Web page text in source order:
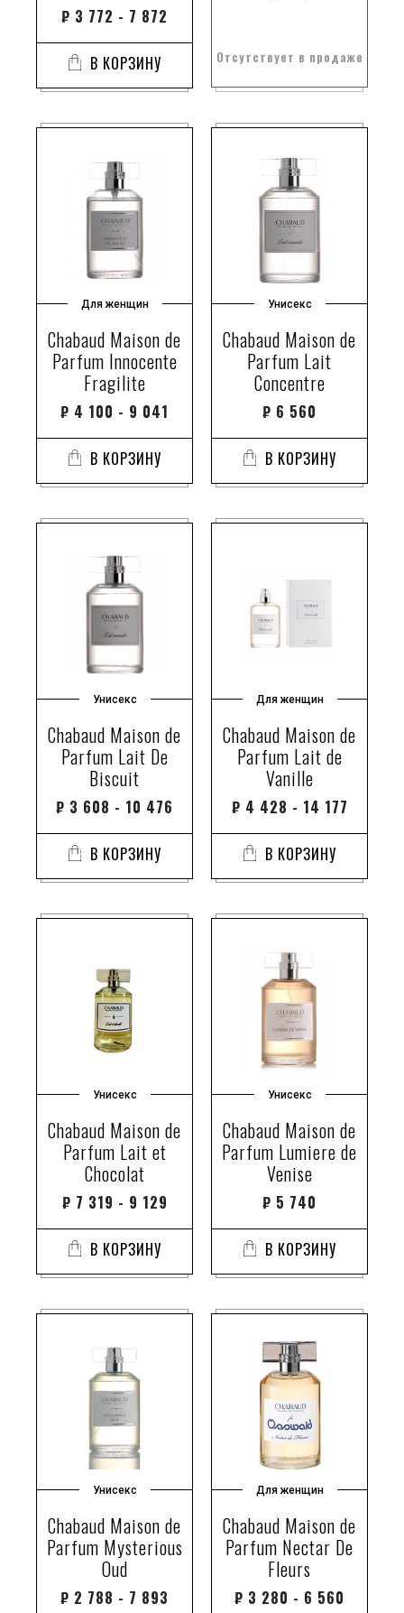
₽ 3 772 - 7 872
В КОРЗИНУ Отсутствует в продаже
Для женщин
Chabaud Maison de
Parfum Innocente
Fragilite
₽ 4 100 - 9 041
В КОРЗИНУ
Унисекс
Chabaud Maison de
Parfum Lait
Concentre
₽ 6 560
В КОРЗИНУ
Унисекс
Chabaud Maison de
Parfum Lait De
Biscuit
₽ 3 608 - 10 476
В КОРЗИНУ
Для женщин
Chabaud Maison de
Parfum Lait de
Vanille
₽ 4 428 - 14 177
В КОРЗИНУ
Унисекс
Chabaud Maison de
Parfum Lait et
Chocolat
₽ 7 319 - 9 129
В КОРЗИНУ
Унисекс
Chabaud Maison de
Parfum Lumiere de
Venise
₽ 5 740
В КОРЗИНУ
Унисекс
Chabaud Maison de
Parfum Mysterious
Oud
₽ 2 788 - 7 893
Для женщин
Chabaud Maison de
Parfum Nectar De
Fleurs
₽ 3 280 - 6 560